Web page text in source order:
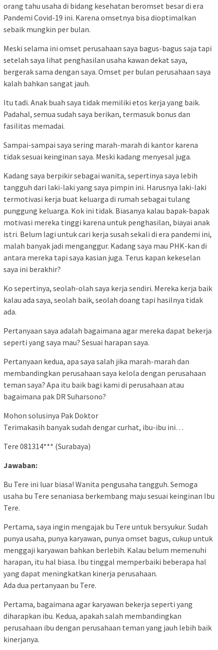
orang tahu usaha di bidang kesehatan beromset besar di era
Pandemi Covid-19 ini. Karena omsetnya bisa dioptimalkan
sebaik mungkin per bulan.
Meski selama ini omset perusahaan saya bagus-bagus saja tapi
setelah saya lihat penghasilan usaha kawan dekat saya,
bergerak sama dengan saya. Omset per bulan perusahaan saya
kalah bahkan sangat jauh.
Itu tadi. Anak buah saya tidak memiliki etos kerja yang baik.
Padahal, semua sudah saya berikan, termasuk bonus dan
fasilitas memadai.
Sampai-sampai saya sering marah-marah di kantor karena
tidak sesuai keinginan saya. Meski kadang menyesal juga.
Kadang saya berpikir sebagai wanita, sepertinya saya lebih
tangguh dari laki-laki yang saya pimpin ini. Harusnya laki-laki
termotivasi kerja buat keluarga di rumah sebagai tulang
punggung keluarga. Kok ini tidak. Biasanya kalau bapak-bapak
motivasi mereka tinggi karena untuk penghasilan, biayai anak
istri. Belum lagi untuk cari kerja susah sekali di era pandemi ini,
malah banyak jadi menganggur. Kadang saya mau PHK-kan di
antara mereka tapi saya kasian juga. Terus kapan kekeselan
saya ini berakhir?
Ko sepertinya, seolah-olah saya kerja sendiri. Mereka kerja baik
kalau ada saya, seolah baik, seolah doang tapi hasilnya tidak
ada.
Pertanyaan saya adalah bagaimana agar mereka dapat bekerja
seperti yang saya mau? Sesuai harapan saya.
Pertanyaan kedua, apa saya salah jika marah-marah dan
membandingkan perusahaan saya kelola dengan perusahaan
teman saya? Apa itu baik bagi kami di perusahaan atau
bagaimana pak DR Suharsono?
Mohon solusinya Pak Doktor
Terimakasih banyak sudah dengar curhat, ibu-ibu ini…
Tere 081314*** (Surabaya)
Jawaban:
Bu Tere ini luar biasa! Wanita pengusaha tangguh. Semoga
usaha bu Tere senaniasa berkembang maju sesuai keinginan Ibu
Tere.
Pertama, saya ingin mengajak bu Tere untuk bersyukur. Sudah
punya usaha, punya karyawan, punya omset bagus, cukup untuk
menggaji karyawan bahkan berlebih. Kalau belum memenuhi
harapan, itu hal biasa. Ibu tinggal memperbaiki beberapa hal
yang dapat meningkatkan kinerja perusahaan.
Ada dua pertanyaan bu Tere.
Pertama, bagaimana agar karyawan bekerja seperti yang
diharapkan ibu. Kedua, apakah salah membandingkan
perusahaan ibu dengan perusahaan teman yang jauh lebih baik
kinerjanya.